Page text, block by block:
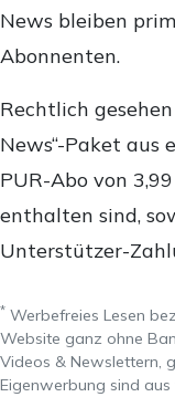
News bleiben
Abonnenten.
Rechtlich
News“-Paket aus
PUR-Abo von
enthalten sind,
Unterstützer-
* Werbefreies Lesen
Website ganz ohne
Videos & Newslettern,
Eigenwerbung sind